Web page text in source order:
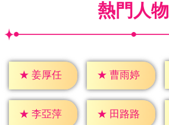
熱門人物
★ 姜厚任 ★ 曹雨婷
★ 李亞萍 ★ 田路路